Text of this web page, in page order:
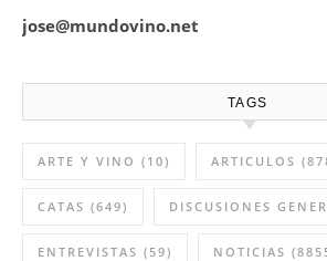
jose@mundovino.net
TAGS
ARTE Y VINO (10) ARTICULOS
CATAS (649) DISCUSIONES
ENTREVISTAS (59) NOTICIAS